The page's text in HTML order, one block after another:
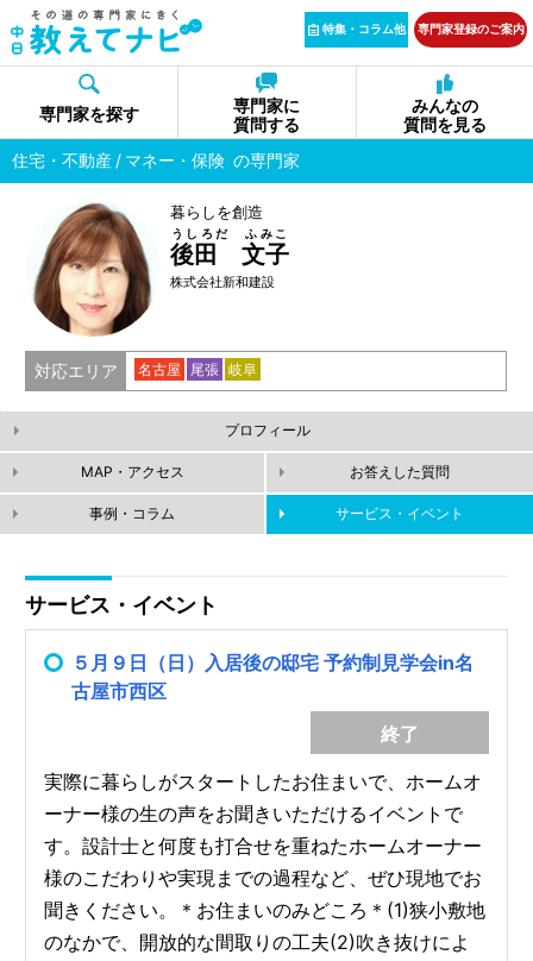
特集・コラム他 専門家登録のご案内
専門家を探す
専門家に
質問する
みんなの
質問を見る
住宅・不動産
マネー・保険 の専門家
暮らしを創造
後田 文子
うしろだ ふみこ
株式会社新和建設
対応エリア 名古屋 尾張 岐阜
プロフィール
MAP・アクセス お答えした質問
事例・コラム サービス・イベント
サービス・イベント
５月９日（日）入居後の邸宅 予約制見学会in名
古屋市西区
終了
実際に暮らしがスタートしたお住まいで、ホームオ
ーナー様の生の声をお聞きいただけるイベントで
す。設計士と何度も打合せを重ねたホームオーナー
様のこだわりや実現までの過程など、ぜひ現地でお
聞きください。＊お住まいのみどころ＊(1)狭小敷地
のなかで、開放的な間取りの工夫(2)吹き抜けによ